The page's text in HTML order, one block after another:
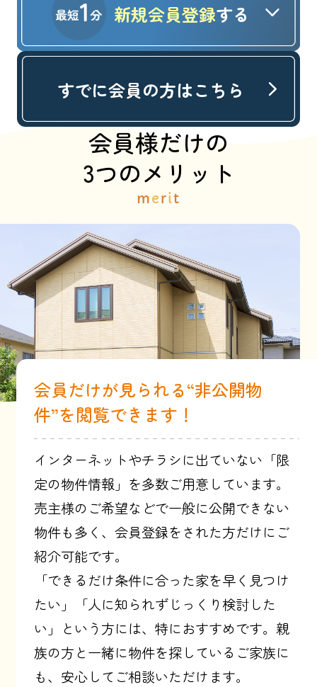
新規会員登録する
すでに会員の方はこちら
会員様だけの
3つのメリット
merit
会員だけが見られる“非公開物
件”を閲覧できます！
インターネットやチラシに出ていない「限
定の物件情報」を多数ご用意しています。
売主様のご希望などで一般に公開できない
物件も多く、会員登録をされた方だけにご
紹介可能です。
「できるだけ条件に合った家を早く見つけ
たい」「人に知られずじっくり検討した
い」という方には、特におすすめです。親
族の方と一緒に物件を探しているご家族に
も、安心してご相談いただけます。